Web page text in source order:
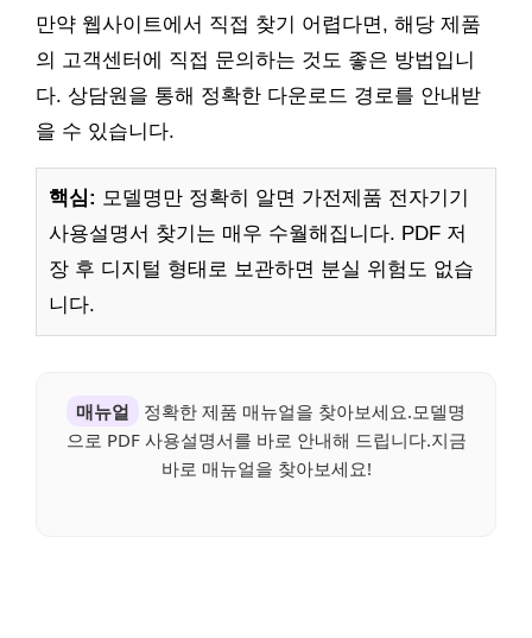
만약 웹사이트에서 직접 찾기 어렵다면, 해당 제품
의 고객센터에 직접 문의하는 것도 좋은 방법입니
다. 상담원을 통해 정확한 다운로드 경로를 안내받
을 수 있습니다.
핵심: 모델명만 정확히 알면 가전제품 전자기기
사용설명서 찾기는 매우 수월해집니다. PDF 저
장 후 디지털 형태로 보관하면 분실 위험도 없습
니다.
매뉴얼
정확한 제품 매뉴얼을 찾아보세요.모델명
으로 PDF 사용설명서를 바로 안내해 드립니다.지금
바로 매뉴얼을 찾아보세요!